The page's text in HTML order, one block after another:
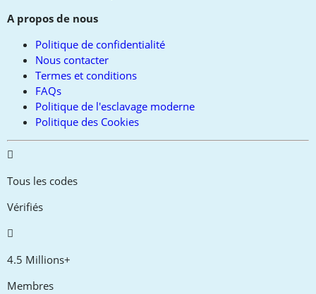
A propos de nous
Politique de confidentialité
Nous contacter
Termes et conditions
FAQs
Politique de l'esclavage moderne
Politique des Cookies
Tous les codes
Vérifiés
4.5 Millions+
Membres